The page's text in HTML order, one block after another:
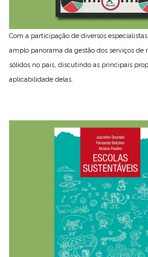
Com a participação de diversos
amplo panorama da gestão dos serviços de
sólidos no país, discutindo as principais
aplicabilidade delas.